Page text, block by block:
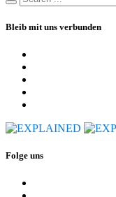
Bleib mit uns verbunden
Folge uns